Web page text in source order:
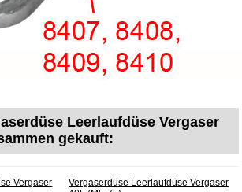
Leerlaufdüse Vergaser
gekauft:
Vergaser
Vergaserdüse Leerlaufdüse Vergaser